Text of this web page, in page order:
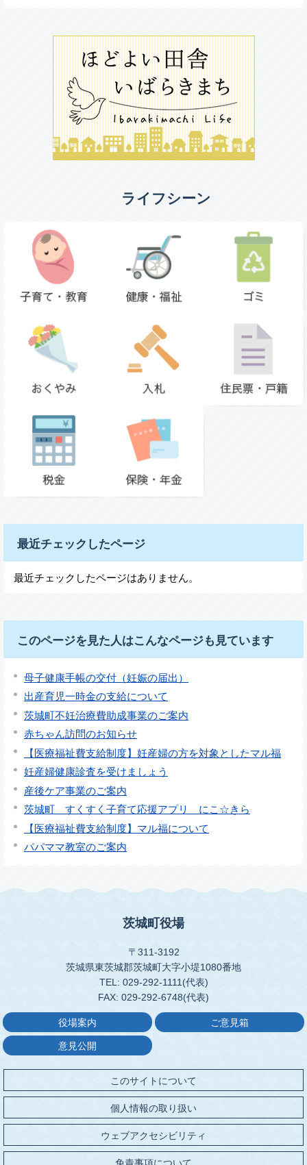
ライフシーン
最近チェックしたページ
最近チェックしたページはありません。
このページを見た人はこんなページも見ています
母子健康手帳の交付（妊娠の届出）
出産育児一時金の支給について
茨城町不妊治療費助成事業のご案内
赤ちゃん訪問のお知らせ
【医療福祉費支給制度】妊産婦の方を対象としたマル福
妊産婦健康診査を受けましょう
産後ケア事業のご案内
茨城町 すくすく子育て応援アプリ にこ☆きら
【医療福祉費支給制度】マル福について
パパママ教室のご案内
茨城町役場
〒311-3192
茨城県東茨城郡茨城町大字小堤1080番地
TEL: 029-292-1111(代表)
FAX: 029-292-6748(代表)
役場案内 ご意見箱
意見公開
このサイトについて
個人情報の取り扱い
ウェブアクセシビリティ